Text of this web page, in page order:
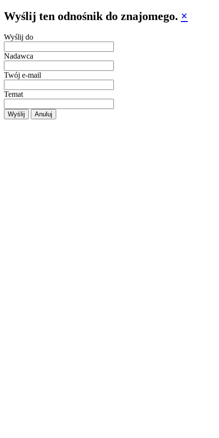
Wyślij ten odnośnik do znajomego. ×
Wyślij do
Nadawca
Twój e-mail
Temat
Wyślij Anuluj